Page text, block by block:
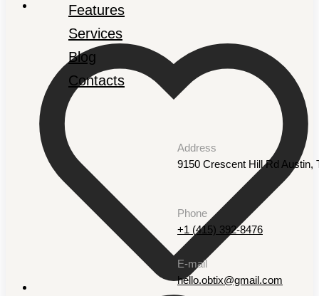
Features
Services
Blog
Contacts
Address
9150 Crescent Hill Rd Austin,
Phone
+1 (415) 392-8476
E-mail
hello.obtix@gmail.com